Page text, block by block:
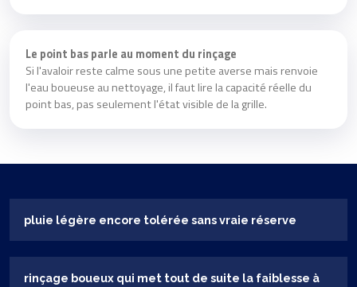
Le point bas parle au moment du rinçage
Si l'avaloir reste calme sous une petite averse mais renvoie
l'eau boueuse au nettoyage, il faut lire la capacité réelle du
point bas, pas seulement l'état visible de la grille.
pluie légère encore tolérée sans vraie réserve
rinçage boueux qui met tout de suite la faiblesse à